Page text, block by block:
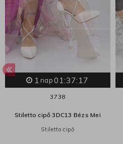
1 nap 01:37:17
3738
Stiletto cipő 3DC13 Bézs Mei
Stiletto cipő